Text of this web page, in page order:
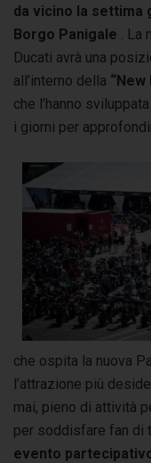
da vicino la settima
Borgo Panigale
.
Ducati avrà una
all’interno della “New
che l’hanno
i giorni per
che ospita la nuova
l’attrazione più
mai, pieno di attività
per soddisfare fan di
evento